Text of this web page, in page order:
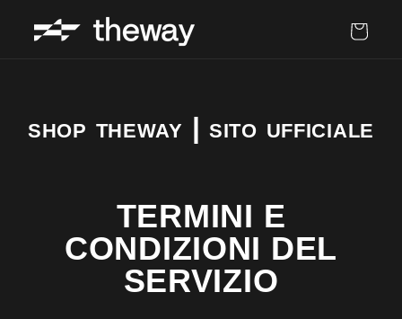
Carrello
shop theway | sito ufficiale
TERMINI E
CONDIZIONI DEL
SERVIZIO